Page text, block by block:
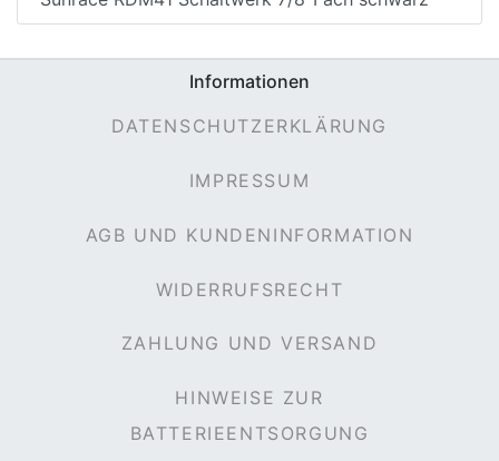
Informationen
DATENSCHUTZERKLÄRUNG
IMPRESSUM
AGB UND KUNDENINFORMATION
WIDERRUFSRECHT
ZAHLUNG UND VERSAND
HINWEISE ZUR
BATTERIEENTSORGUNG